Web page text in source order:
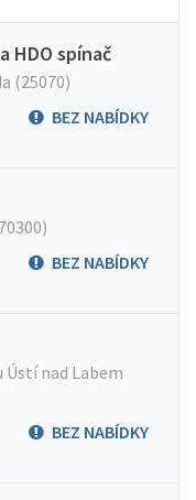
HDO spínač
(25070)
BEZ NABÍDKY
BEZ NABÍDKY
Ústí nad Labem
BEZ NABÍDKY